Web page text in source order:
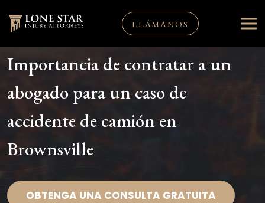
LLÁMANOS
Importancia de contratar a un
abogado para un caso de
accidente de camión en
Brownsville
OBTENGA UNA CONSULTA GRATUITA